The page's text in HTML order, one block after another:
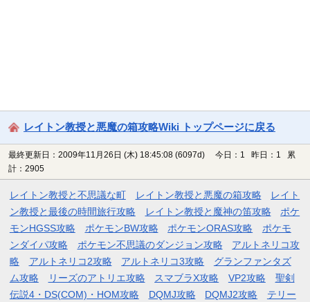
レイトン教授と悪魔の箱攻略Wiki トップページに戻る
最終更新日：2009年11月26日 (木) 18:45:08 (6097d)
今日：1 昨日：1 累
計：2905
レイトン教授と不思議な町 レイトン教授と悪魔の箱攻略
レイト
ン教授と最後の時間旅行攻略
レイトン教授と魔神の笛攻略
ポケ
モンHGSS攻略
ポケモンBW攻略 ポケモンORAS攻略
ポケモ
ンダイパ攻略
ポケモン不思議のダンジョン攻略
アルトネリコ攻
略
アルトネリコ2攻略 アルトネリコ3攻略
グランファンタズ
ム攻略
リーズのアトリエ攻略 スマブラX攻略 VP2攻略
聖剣
伝説4・DS(COM)・HOM攻略
DQMJ攻略 DQMJ2攻略 テリー